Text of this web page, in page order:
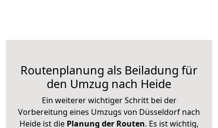
Routenplanung als Beiladung für
den Umzug nach Heide
Ein weiterer wichtiger Schritt bei der
Vorbereitung eines Umzugs von Düsseldorf nach
Heide ist die Planung der Routen. Es ist wichtig,